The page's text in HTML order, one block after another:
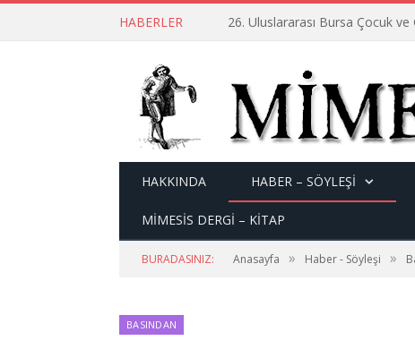
HABERLER 26. Uluslararası Bursa Çocuk
HAKKINDA HABER – SÖYLEŞI
MİMESİS DERGİ – KİTAP
BURADASINIZ: Anasayfa » Haber - Söyleşi »
BASINDAN